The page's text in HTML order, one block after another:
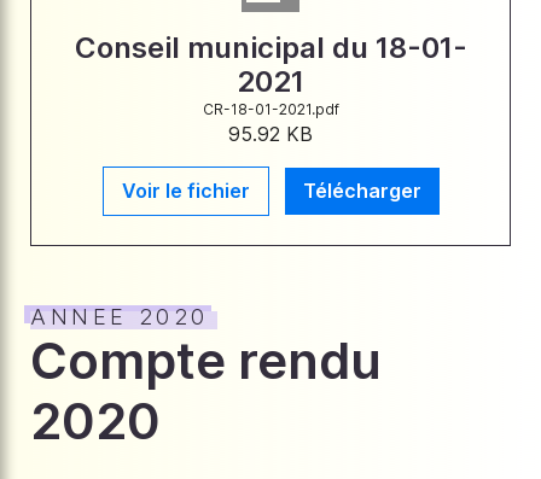
Conseil municipal du 18-01-
2021
CR-18-01-2021.pdf
95.92 KB
Voir le fichier Télécharger
ANNEE 2020
Compte rendu
2020